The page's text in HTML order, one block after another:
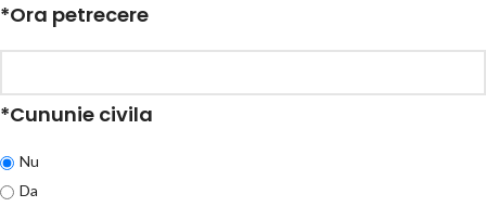
*Ora petrecere
*Cununie civila
Nu
Da